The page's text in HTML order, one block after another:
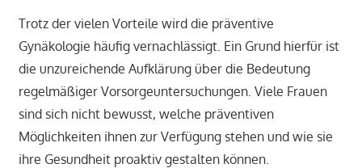
Trotz der vielen Vorteile wird die präventive
Gynäkologie häufig vernachlässigt. Ein Grund hierfür ist
die unzureichende Aufklärung über die Bedeutung
regelmäßiger Vorsorgeuntersuchungen. Viele Frauen
sind sich nicht bewusst, welche präventiven
Möglichkeiten ihnen zur Verfügung stehen und wie sie
ihre Gesundheit proaktiv gestalten können.